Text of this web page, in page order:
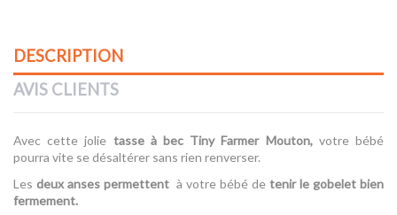
DESCRIPTION
AVIS CLIENTS
Avec cette jolie tasse à bec Tiny Farmer Mouton,votre bébé
pourra vite se désaltérer sans rien renverser.
Les deux anses permettent à votre bébé de tenir le gobelet bien
fermement.